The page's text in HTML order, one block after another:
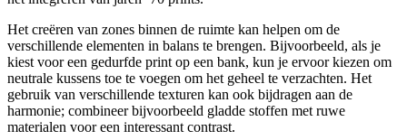
Het creëren van zones binnen de ruimte kan helpen om de
verschillende elementen in balans te brengen. Bijvoorbeeld, als je
kiest voor een gedurfde print op een bank, kun je ervoor kiezen om
neutrale kussens toe te voegen om het geheel te verzachten. Het
gebruik van verschillende texturen kan ook bijdragen aan de
harmonie; combineer bijvoorbeeld gladde stoffen met ruwe
materialen voor een interessant contrast.